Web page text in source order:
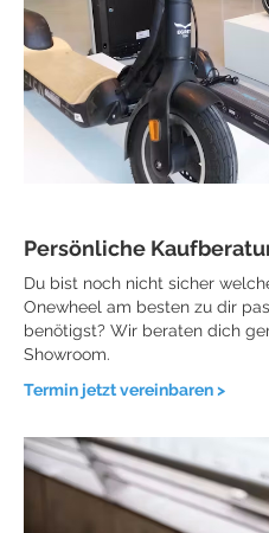
Persönliche
Du bist noch nicht sicher
Onewheel am besten zu dir
benötigst? Wir beraten dich
Showroom.
Termin jetzt vereinbaren >